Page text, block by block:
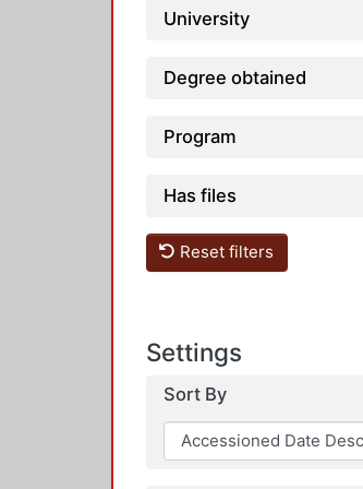
University
Degree obtained
Program
Has files
Reset filters
Settings
Sort By